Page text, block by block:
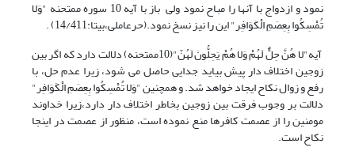
نمود و ازدواج با آنها را مباح نمود ولی باز با آیه 10 سوره ممتحنه "وَلا
تُمْسِکُوا بِعِصَمِ الْکَوَافِر" این را نیز نسخ نمود.(حرعاملی،بیتا:14/411) .
آیه"لا هُنَّ حِلٌّ لَهُمْ وَلا هُمْ یَحِلُّونَ لَهُنّ"(10ممتحنه) دلالت دارد که اگر بین
زوجین اختلاف دار پیش بیاید جدایی حاصل می شود، زیرا عدم حل، با
رفع و زوال نکاح ایجاد خواهد شد. و همچنین "وَلا تُمْسِکُوا بِعِصَمِ الْکَوَافِر"
دلالت بر وجوب فرقت بین زوجین بخاطر اختلاف دار دارد،زیرا خداوند
مومنین را از عصمت کافرها منع نموده است، منظور از عصمت در اینجا
نکاح است.